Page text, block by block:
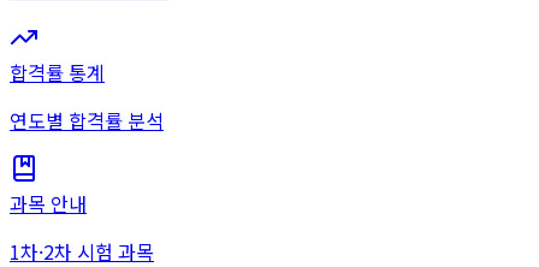
합격률 통계
연도별 합격률 분석
과목 안내
1차·2차 시험 과목